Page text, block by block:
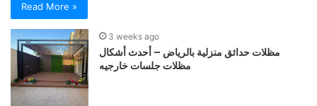
Read More »
3 weeks ago
مظلات حدائق منزلية بالرياض – أحدث أشكال
مظلات جلسات خارجيه